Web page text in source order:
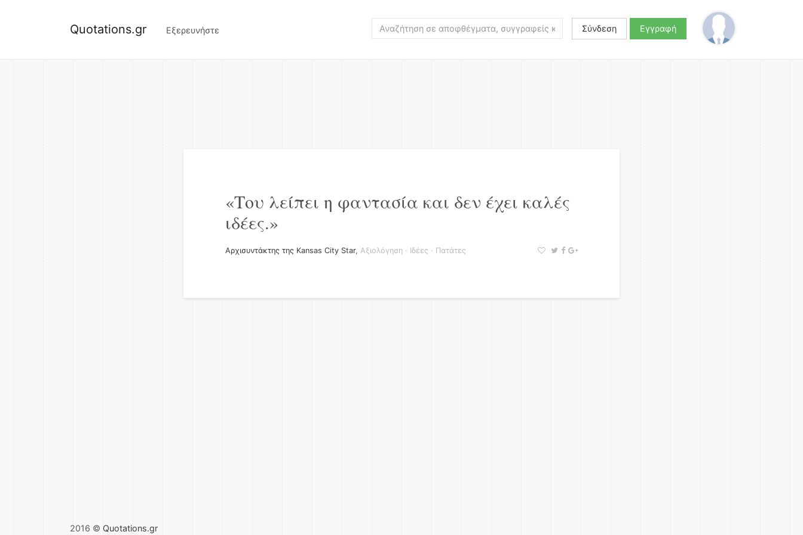
Quotations.gr Εξερευνήστε Σύνδεση Εγγραφή
«Του λείπει η φαντασία και δεν έχει καλές
ιδέες.»
Αρχισυντάκτης της Kansas City Star, Αξιολόγηση · Ιδέες · Πατάτες
2016 © Quotations.gr